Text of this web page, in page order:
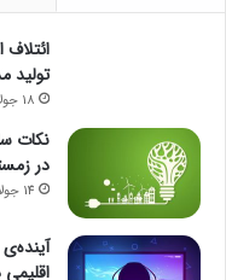
تولید
18 جولای 2021
نکات
در
14 جولای 2021
اقلیمی